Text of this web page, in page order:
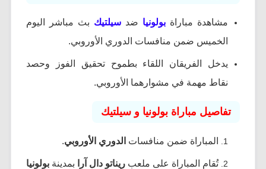
مشاهدة مباراة بولونيا ضد سيلتيك بث مباشر اليوم
الخميس ضمن منافسات الدوري الأوروبي.
يدخل الفريقان اللقاء بطموح تحقيق الفوز وحصد
نقاط مهمة في مشوارهما الأوروبي.
تفاصيل مباراة بولونيا و سيلتيك
المباراة ضمن منافسات الدوري الأوروبي.
تُقام المباراة على ملعب ريناتو دال آرا بمدينةبولونيا